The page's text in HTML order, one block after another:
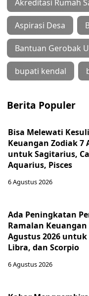
Akreditasi Rumah
Aspirasi Desa
Bantuan Gerobak
bupati kendal
Berita Populer
Bisa Melewati
Keuangan Zodiak 7
untuk Sagitarius,
Aquarius, Pisces
6 Agustus 2026
Ada Peningkatan
Ramalan
Agustus 2026 untuk
Libra, dan Scorpio
6 Agustus 2026